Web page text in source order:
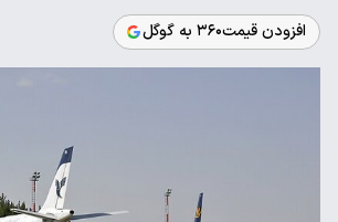
افزودن قیمت۳۶۰ به گوگل